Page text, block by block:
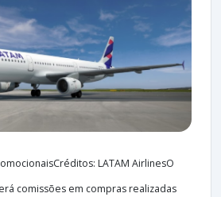
LATAM AirlinesO
comissões em compras realizadas